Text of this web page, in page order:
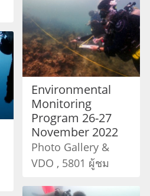
Environmental
Monitoring
Program 26-27
November 2022
Photo Gallery &
VDO , 5801 ผู้ชม